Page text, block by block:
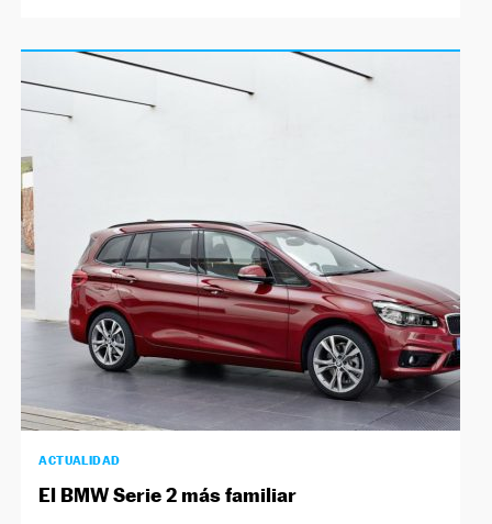
ACTUALIDAD
El BMW Serie 2 más familiar